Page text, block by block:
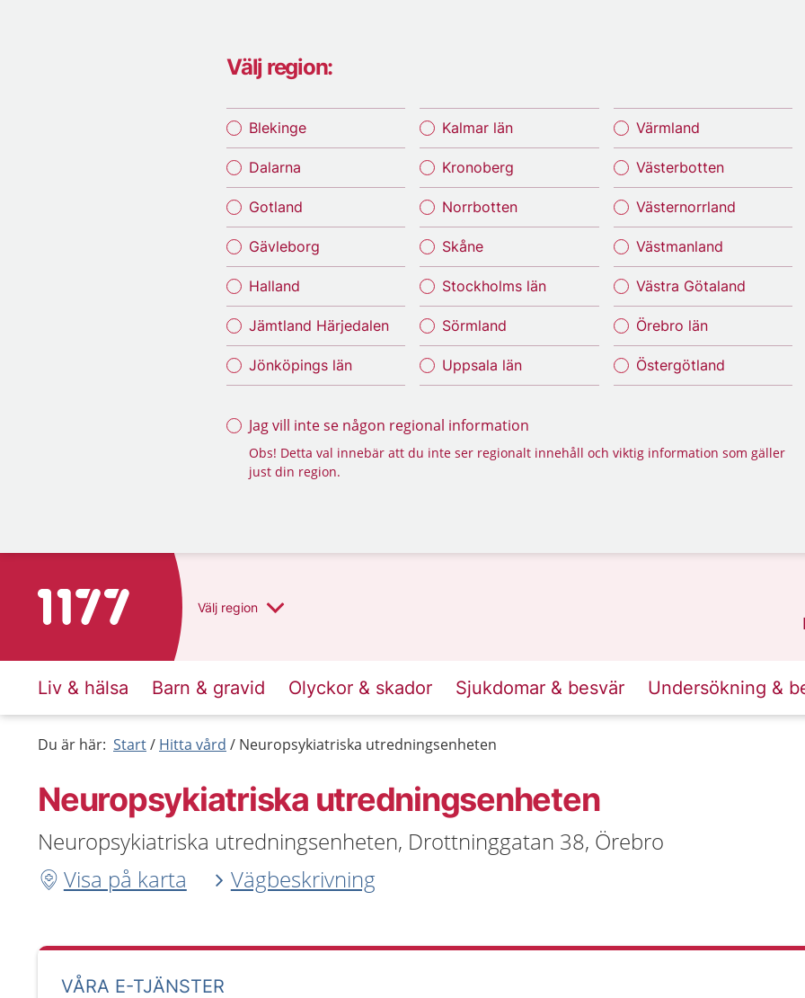
Välj region:
Blekinge
Dalarna
Gotland
Gävleborg
Halland
Jämtland Härjedalen
Jönköpings län
Kalmar län
Kronoberg
Norrbotten
Skåne
Stockholms län
Sörmland
Uppsala län
Värmland
Västerbotten
Västernorrland
Västmanland
Västra Götaland
Örebro län
Östergötland
Jag vill inte se någon regional information
Obs! Detta val innebär att du inte ser regionalt innehåll och viktig information som gäller
just din region.
Till startsidan för 1177 Välj region
Liv & hälsa Barn & gravid Olyckor & skador Sjukdomar & besvär Undersökning &
Du är här: Start Hitta vård Neuropsykiatriska utredningsenheten
Neuropsykiatriska utredningsenheten
Neuropsykiatriska utredningsenheten, Drottninggatan 38, Örebro
Visa på karta
Vägbeskrivning
VÅRA E-TJÄNSTER